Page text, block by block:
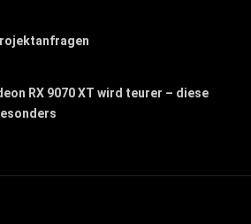
RX 9070 XT wird teurer – diese